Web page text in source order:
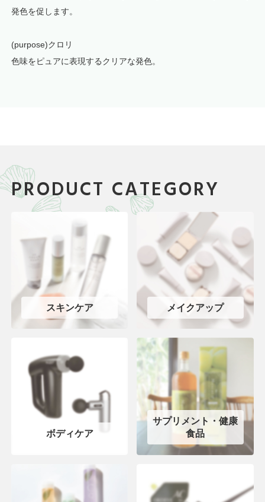
発色を促します。
(purpose)クロリ
色味をピュアに表現するクリアな発色。
PRODUCT CATEGORY
スキンケア メイクアップ
ボディケア
サプリメント・健康
食品